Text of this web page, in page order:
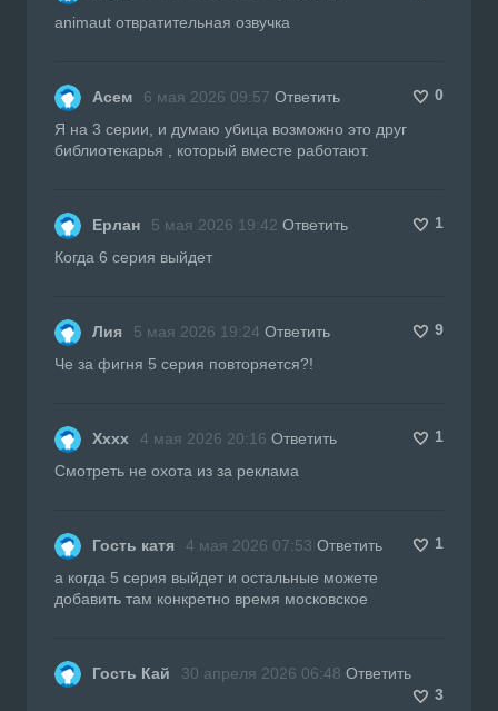
animaut отвратительная озвучка
Асем 6 мая 2026 09:57 Ответить
0
Я на 3 серии, и думаю убица возможно это друг
библиотекарья , который вместе работают.
Ерлан 5 мая 2026 19:42 Ответить
1
Когда 6 серия выйдет
Лия 5 мая 2026 19:24 Ответить
9
Че за фигня 5 серия повторяется?!
Хххх 4 мая 2026 20:16 Ответить
1
Смотреть не охота из за реклама
Гость катя 4 мая 2026 07:53 Ответить
1
а когда 5 серия выйдет и остальные можете
добавить там конкретно время московское
Гость Кай 30 апреля 2026 06:48 Ответить
3